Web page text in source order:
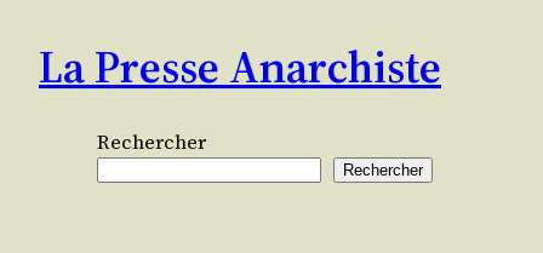
contenu
La Presse Anarchiste
Rechercher
Rechercher